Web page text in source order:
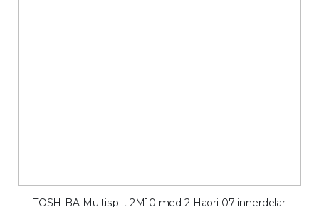
TOSHIBA Multisplit 2M10 med 2 Haori 07 innerdelar